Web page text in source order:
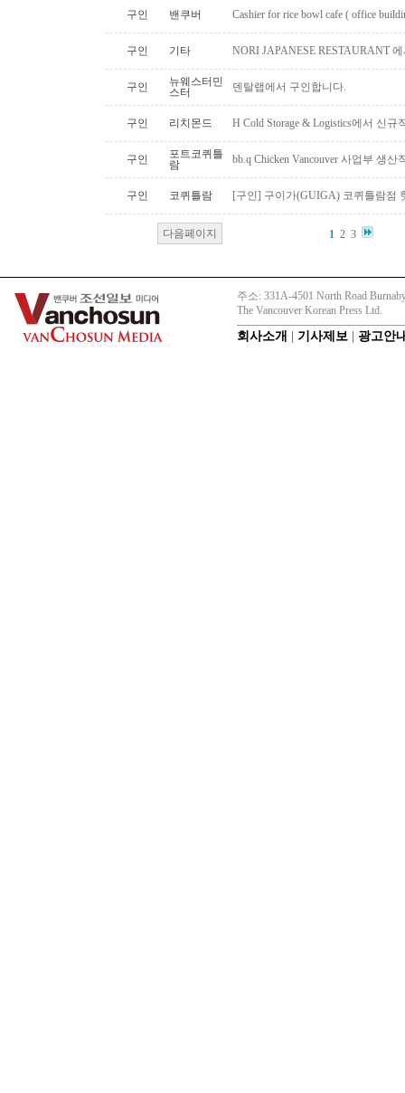
구인 밴쿠버 Cashier for rice bowl cafe ( office
구인 기타 NORI JAPANESE RESTAURANT
구인
뉴웨스터민
스터
덴탈랩에서 구인합니다.
구인 리치몬드 H Cold Storage & Logistics에서 신규
구인
포트코퀴틀
람
bb.q Chicken Vancouver 사업부 생
구인 코퀴틀람 [구인] 구이가(GUIGA) 코퀴틀람점
다음페이지 1 2 3
주소: 331A-4501 North Road
The Vancouver Korean Press Ltd.
회사소개 기사제보 광고안